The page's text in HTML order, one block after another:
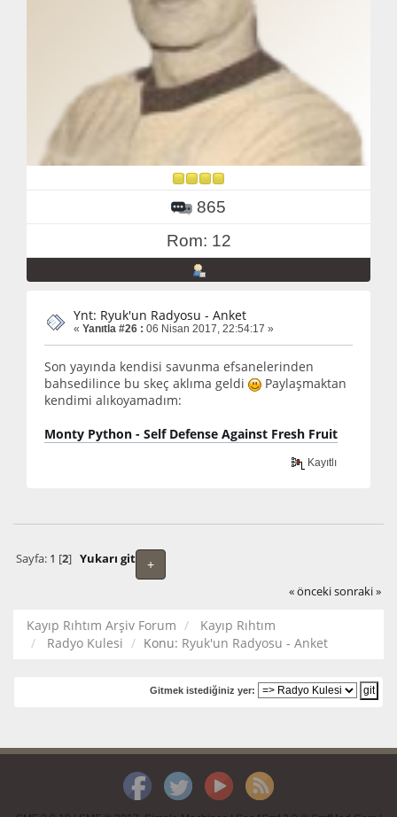
865
Rom: 12
Ynt: Ryuk'un Radyosu - Anket
« Yanıtla #26 : 06 Nisan 2017, 22:54:17 »
Son yayında kendisi savunma efsanelerinden
bahsedilince bu skeç aklıma geldi
Paylaşmaktan
kendimi alıkoyamadım:
Monty Python - Self Defense Against Fresh Fruit
Kayıtlı
+
Sayfa: 1 [2] Yukarı git
« önceki sonraki »
Kayıp Rıhtım Arşiv Forum
Kayıp Rıhtım
Radyo Kulesi
Konu: Ryuk'un Radyosu - Anket
Gitmek istediğiniz yer: